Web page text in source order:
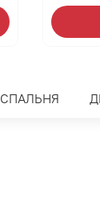
СПАЛЬНЯ